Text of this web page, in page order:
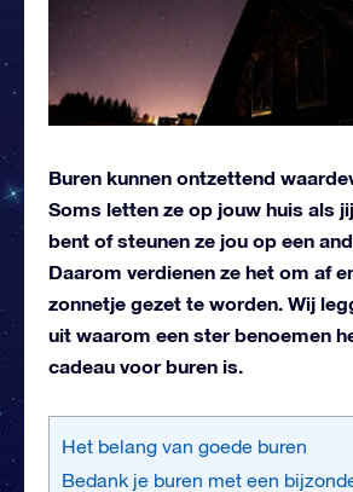
Buren kunnen ontzettend
Soms letten ze op jouw huis als
bent of steunen ze jou op een
Daarom verdienen ze het om af
zonnetje gezet te worden. Wij
uit waarom een ster benoemen
cadeau voor buren is.
Het belang van goede buren
Bedank je buren met een